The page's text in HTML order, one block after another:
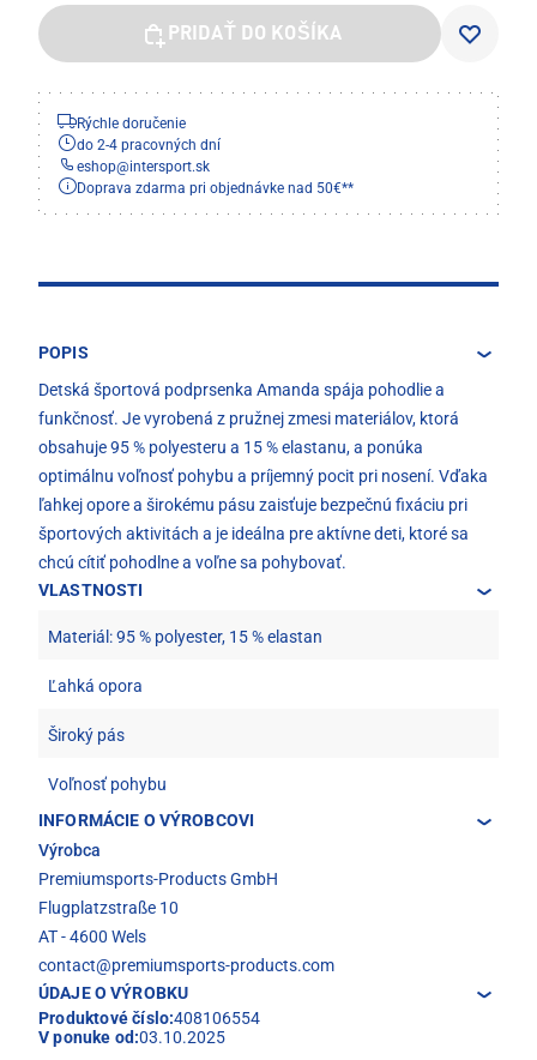
PRIDAŤ DO KOŠÍKA
Rýchle doručenie
do 2-4 pracovných dní
eshop@intersport.sk
Doprava zdarma pri objednávke nad 50€**
POPIS
Detská športová podprsenka Amanda spája pohodlie a
funkčnosť. Je vyrobená z pružnej zmesi materiálov, ktorá
obsahuje 95 % polyesteru a 15 % elastanu, a ponúka
optimálnu voľnosť pohybu a príjemný pocit pri nosení. Vďaka
ľahkej opore a širokému pásu zaisťuje bezpečnú fixáciu pri
športových aktivitách a je ideálna pre aktívne deti, ktoré sa
chcú cítiť pohodlne a voľne sa pohybovať.
VLASTNOSTI
Materiál: 95 % polyester, 15 % elastan
Ľahká opora
Široký pás
Voľnosť pohybu
INFORMÁCIE O VÝROBCOVI
Výrobca
Premiumsports-Products GmbH
Flugplatzstraße 10
AT - 4600 Wels
contact@premiumsports-products.com
ÚDAJE O VÝROBKU
Produktové číslo:408106554
V ponuke od:03.10.2025